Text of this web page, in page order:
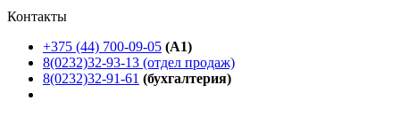
Контакты
+375 (44) 700-09-05 (A1)
8(0232)32-93-13 (отдел продаж)
8(0232)32-91-61 (бухгалтерия)